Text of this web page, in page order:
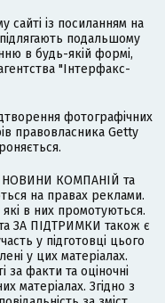
сайті із посиланням на
подальшому
в будь-якій формі,
"Інтерфакс-
фотографічних
правовласника Getty
НОВИНИ КОМПАНІЙ та
на правах реклами.
в них промотуються.
ЗА ПІДТРИМКИ також є
у підготовці цього
у цих матеріалах.
за факти та оціночні
матеріалах. Згідно з